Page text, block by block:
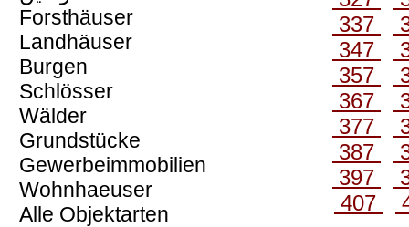
Forsthäuser
Landhäuser
Burgen
Schlösser
Wälder
Grundstücke
Gewerbeimmobilien
Wohnhaeuser
Alle Objektarten
337
347
357
367
377
387
397
407